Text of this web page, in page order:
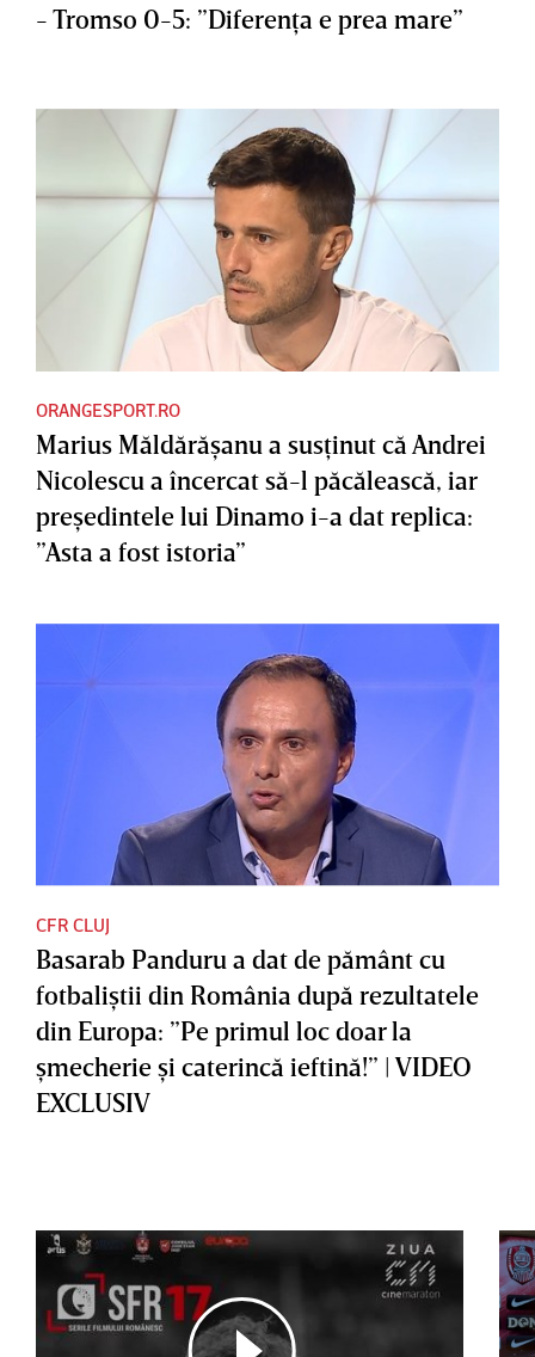
- Tromso 0-5: ”Diferenţa e prea mare”
ORANGESPORT.RO
Marius Măldărăşanu a susţinut că Andrei
Nicolescu a încercat să-l păcălească, iar
preşedintele lui Dinamo i-a dat replica:
”Asta a fost istoria”
CFR CLUJ
Basarab Panduru a dat de pământ cu
fotbaliştii din România după rezultatele
din Europa: ”Pe primul loc doar la
şmecherie şi caterincă ieftină!” | VIDEO
EXCLUSIV